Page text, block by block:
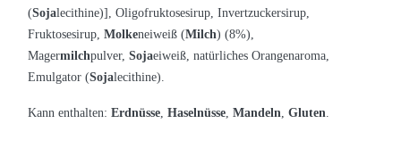
(Sojalecithine)], Oligofruktosesirup, Invertzuckersirup,
Fruktosesirup, Molkeneiweiß (Milch) (8%),
Magermilchpulver, Sojaeiweiß, natürliches Orangenaroma,
Emulgator (Sojalecithine).
Kann enthalten: Erdnüsse, Haselnüsse, Mandeln, Gluten.